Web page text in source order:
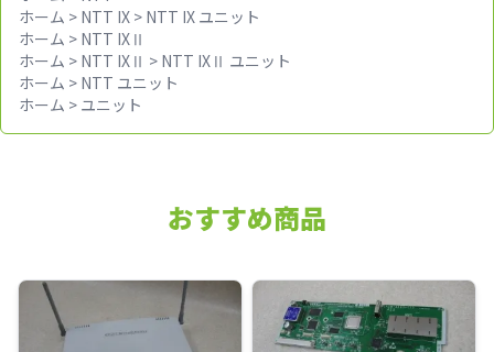
ホーム > NTT IX > NTT IX ユニット
ホーム > NTT IXⅡ
ホーム > NTT IXⅡ > NTT IXⅡ ユニット
ホーム > NTT ユニット
ホーム > ユニット
おすすめ商品